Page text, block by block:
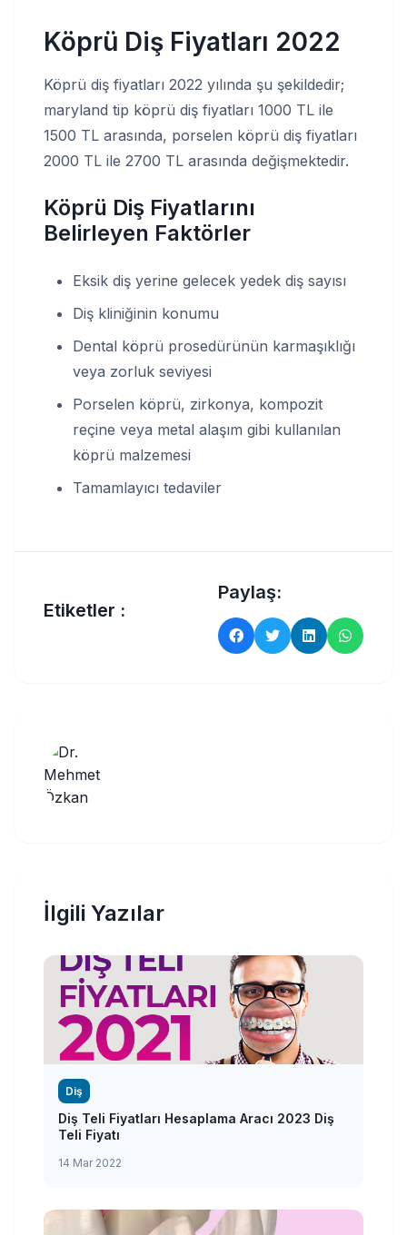
Köprü Diş Fiyatları 2022
Köprü diş fiyatları 2022 yılında şu şekildedir;
maryland tip köprü diş fiyatları 1000 TL ile
1500 TL arasında, porselen köprü diş fiyatları
2000 TL ile 2700 TL arasında değişmektedir.
Köprü Diş Fiyatlarını
Belirleyen Faktörler
Eksik diş yerine gelecek yedek diş sayısı
Diş kliniğinin konumu
Dental köprü prosedürünün karmaşıklığı
veya zorluk seviyesi
Porselen köprü, zirkonya, kompozit
reçine veya metal alaşım gibi kullanılan
köprü malzemesi
Tamamlayıcı tedaviler
Etiketler :
Paylaş:
İlgili Yazılar
Diş
Diş Teli Fiyatları Hesaplama Aracı 2023 Diş
Teli Fiyatı
14 Mar 2022